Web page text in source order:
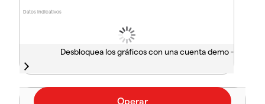
Datos indicativos
Desbloquea los gráficos con una cuenta demo -